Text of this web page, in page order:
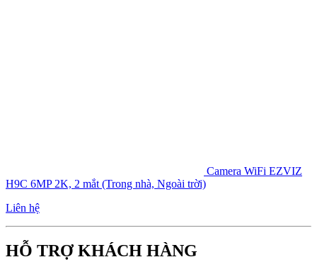
Camera WiFi EZVIZ
H9C 6MP 2K, 2 mắt (Trong nhà, Ngoài trời)
Liên hệ
HỖ TRỢ KHÁCH HÀNG